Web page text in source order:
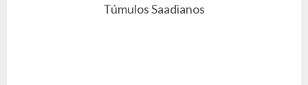
Túmulos Saadianos